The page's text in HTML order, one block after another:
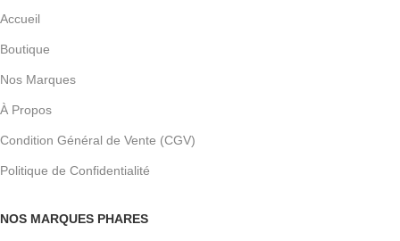
Accueil
Boutique
Nos Marques
À Propos
Condition Général de Vente (CGV)
Politique de Confidentialité
NOS MARQUES PHARES